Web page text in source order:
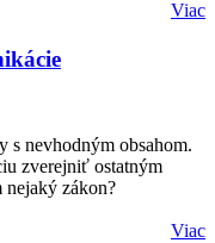
Viac
s nevhodným obsahom.
zverejniť ostatným
nejaký zákon?
Viac